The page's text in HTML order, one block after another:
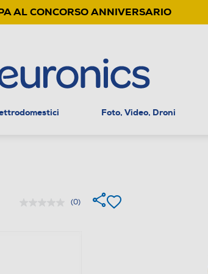
AL CONCORSO ANNIVERSARIO
Foto, Video, Droni
(0)